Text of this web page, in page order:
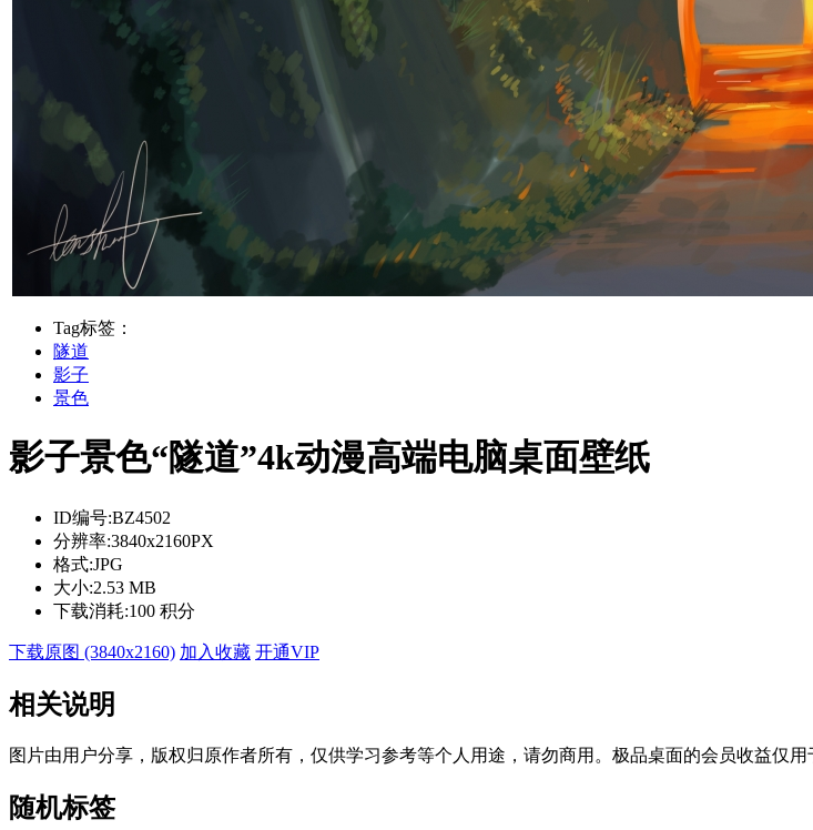
Tag标签：
隧道
影子
景色
影子景色“隧道”4k动漫高端电脑桌面壁纸
ID编号:BZ4502
分辨率:3840x2160PX
格式:JPG
大小:2.53 MB
下载消耗:100 积分
下载原图 (3840x2160) 加入收藏 开通VIP
相关说明
图片由用户分享，版权归原作者所有，仅供学习参考等个人用途，请勿商用。极品桌面的会员收益仅
随机标签